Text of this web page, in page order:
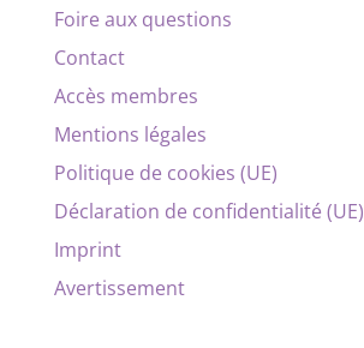
Foire aux questions
Contact
Accès membres
Mentions légales
Politique de cookies (UE)
Déclaration de confidentialité (UE)
Imprint
Avertissement